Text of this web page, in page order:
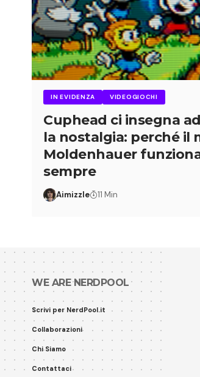
IN EVIDENZA VIDEOGIOCHI
Cuphead ci insegna
la nostalgia: perché il
Moldenhauer
sempre
Aimizzle 11 Min
WE ARE NERDPOOL
Scrivi per NerdPool.it
Collaborazioni
Chi Siamo
Contattaci